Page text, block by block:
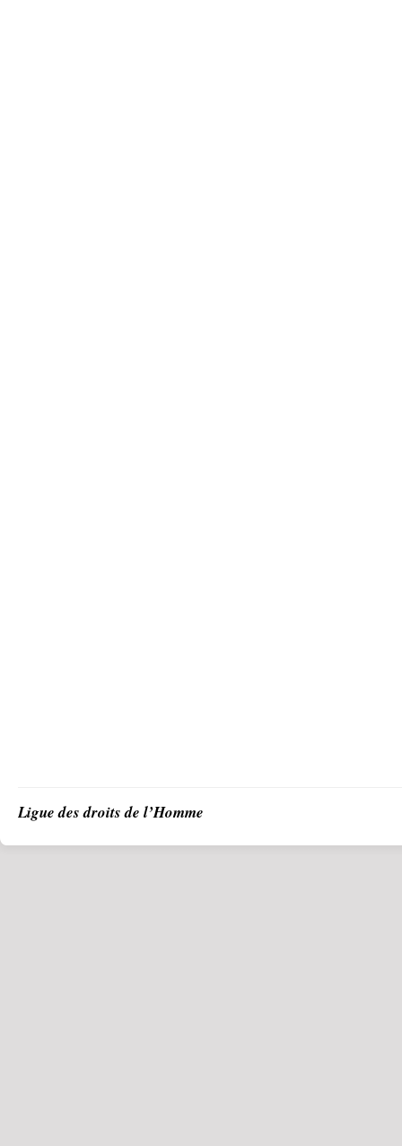
Ligue des droits de l’Homme